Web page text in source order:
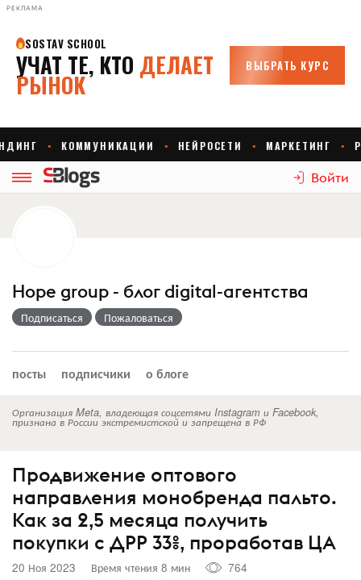
РЕКЛАМА
Войти
Hope group - блог digital-агентства
Подписаться Пожаловаться
посты подписчики о блоге
Организация Meta, владеющая соцсетями Instagram и Facebook,
признана в России экстремистской и запрещена в РФ
Продвижение оптового
направления монобренда пальто.
Как за 2,5 месяца получить
покупки с ДРР 33%, проработав ЦА
20 Ноя 2023 Время чтения 8 мин
764